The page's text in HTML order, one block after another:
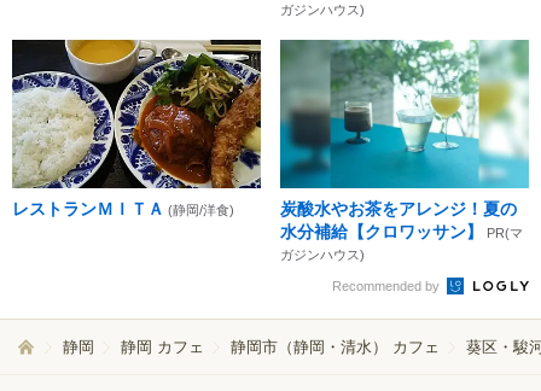
ガジンハウス)
レストランＭＩＴＡ (静岡/洋食)
炭酸水やお茶をアレンジ！夏の
水分補給【クロワッサン】
PR(マ
ガジンハウス)
Recommended by
静岡 静岡 カフェ 静岡市（静岡・清水） カフェ 葵区・駿